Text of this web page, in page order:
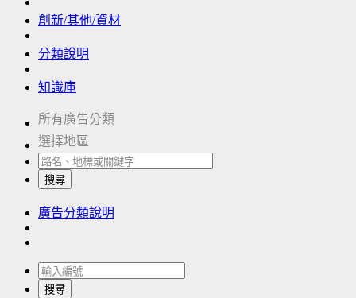
創新/其他/資材
分類說明
知識庫
所有廣告分類
選擇地區
搜尋
廣告分類說明
搜尋